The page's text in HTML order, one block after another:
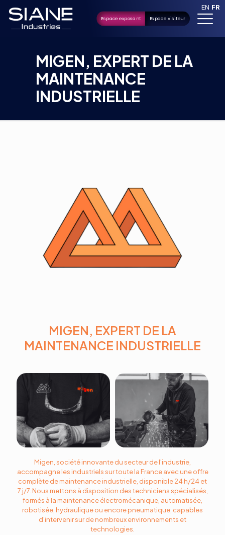
Espace exposant Espace visiteur
MIGEN, EXPERT DE LA
MAINTENANCE
INDUSTRIELLE
MIGEN, EXPERT DE LA
MAINTENANCE INDUSTRIELLE
Migen, société innovante du secteur de l'industrie,
accompagne les industriels sur toute la France avec une offre
complète de maintenance industrielle, disponible 24 h/24 et
7 j/7. Nous mettons à disposition des techniciens spécialisés,
formés à la maintenance électromécanique, automatisée,
robotisée, hydraulique ou encore pneumatique, capables
d’intervenir sur de nombreux environnements et
technologies.
EN FR